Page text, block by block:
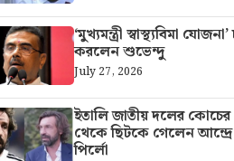
‘মুখ্যমন্ত্রী স্বাস্থ্যবিমা
করলেন শুভেন্দু
July 27, 2026
ইতালি জাতীয় দলের
থেকে ছিটকে গেলেন আন্দ্রে
পির্লো